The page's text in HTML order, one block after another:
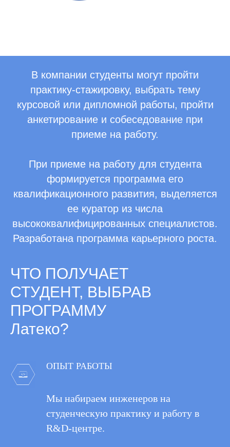
В компании студенты могут пройти
практику-стажировку, выбрать тему
курсовой или дипломной работы, пройти
анкетирование и собеседование при
приеме на работу.
При приеме на работу для студента
формируется программа его
квалификационного развития, выделяется
ее куратор из числа
высококвалифицированных специалистов.
Разработана программа карьерного роста.
ЧТО ПОЛУЧАЕТ
СТУДЕНТ, ВЫБРАВ
ПРОГРАММУ
Латеко?
ОПЫТ РАБОТЫ
Мы набираем инженеров на
студенческую практику и работу в
R&D-центре.